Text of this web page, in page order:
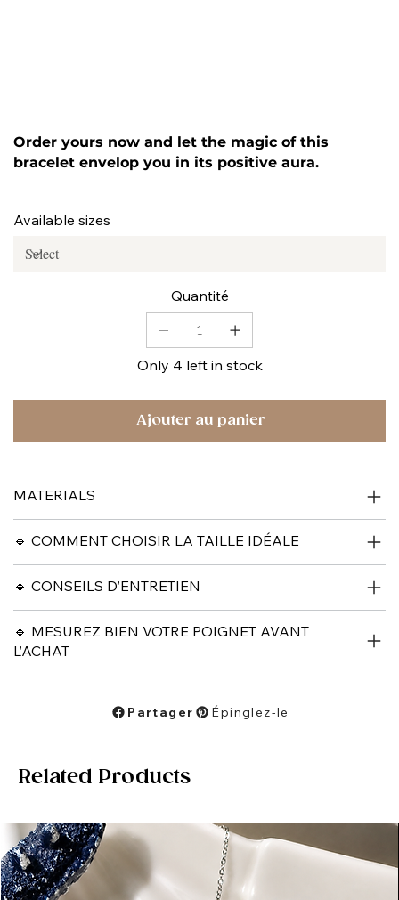
Order yours now and let the magic of this
bracelet envelop you in its positive aura.
Available sizes
Quantité
Only 4 left in stock
Ajouter au panier
MATERIALS
🔹 COMMENT CHOISIR LA TAILLE IDÉALE
🔹 CONSEILS D’ENTRETIEN
🔹 MESUREZ BIEN VOTRE POIGNET AVANT
L’ACHAT
Partager Épinglez-le
Related Products